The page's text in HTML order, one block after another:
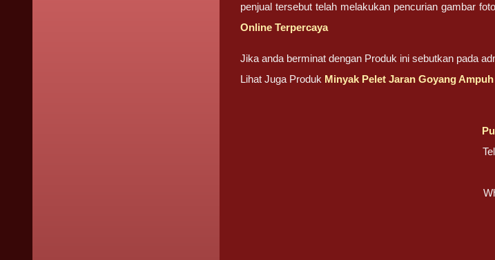
penjual tersebut telah melakukan pencurian gambar
Online Terpercaya
Jika anda berminat dengan Produk ini sebutkan pada
Lihat Juga Produk Minyak Pelet Jaran Goyang Ampuh